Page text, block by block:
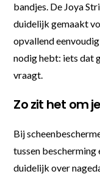
bandjes. De Joya
duidelijk gemaakt
opvallend
nodig hebt: iets dat
vraagt.
Zo zit het om
Bij
tussen bescherming
duidelijk over